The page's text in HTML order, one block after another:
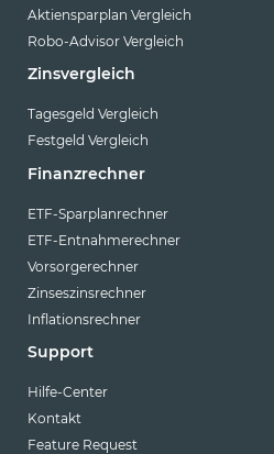
Aktiensparplan Vergleich
Robo-Advisor Vergleich
Zinsvergleich
Tagesgeld Vergleich
Festgeld Vergleich
Finanzrechner
ETF-Sparplanrechner
ETF-Entnahmerechner
Vorsorgerechner
Zinseszinsrechner
Inflationsrechner
Support
Hilfe-Center
Kontakt
Feature Request